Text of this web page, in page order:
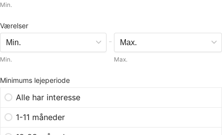
Min.
Værelser
Min.
-
Max.
Minimums lejeperiode
Alle har interesse
1-11 måneder